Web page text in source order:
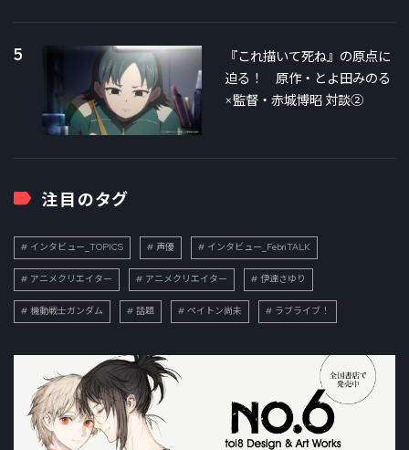
5
『これ描いて死ね』の原点に
迫る！ 原作・とよ田みのる
×監督・赤城博昭 対談②
注目のタグ
インタビュー_TOPICS 声優 インタビュー_FebriTALK
アニメクリエイター アニメクリエイター 伊達さゆり
機動戦士ガンダム 話題 ペイトン尚未 ラブライブ！